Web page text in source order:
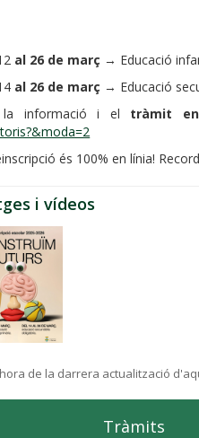
al 26 de març → Educació
al 26 de març → Educació
informació i el tràmit
és 100% en línia!
i vídeos
de la darrera actualització
Tràmits